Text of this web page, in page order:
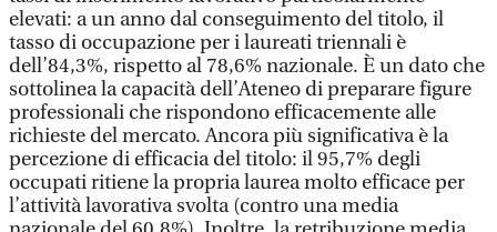
elevati: a un anno dal conseguimento del titolo, il
tasso di occupazione per i laureati triennali è
dell’84,3%, rispetto al 78,6% nazionale. È un dato che
sottolinea la capacità dell’Ateneo di preparare figure
professionali che rispondono efficacemente alle
richieste del mercato. Ancora più significativa è la
percezione di efficacia del titolo: il 95,7% degli
occupati ritiene la propria laurea molto efficace per
l’attività lavorativa svolta (contro una media